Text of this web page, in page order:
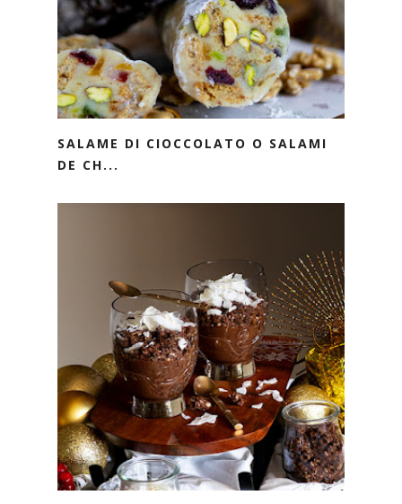
SALAME DI CIOCCOLATO O SALAMI
DE CH...